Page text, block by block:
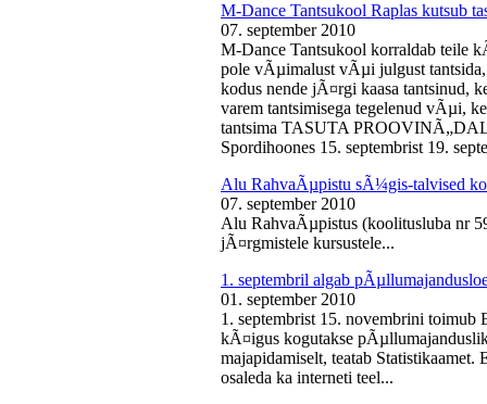
M-Dance Tantsukool Raplas kutsub
07. september 2010
M-Dance Tantsukool korraldab teile
pole vÃµimalust vÃµi julgust
kodus nende jÃ¤rgi kaasa tantsinud,
varem tantsimisega tegelenud vÃµi,
tantsima TASUTA
Spordihoones 15. septembrist 19.
Alu RahvaÃµpistu sÃ¼gis-talvised
07. september 2010
Alu RahvaÃµpistus (koolitusluba nr
jÃ¤rgmistele kursustele...
1. septembril algab
01. september 2010
1. septembrist 15. novembrini toimub
kÃ¤igus kogutakse
majapidamiselt, teatab Statistikaamet.
osaleda ka interneti teel...